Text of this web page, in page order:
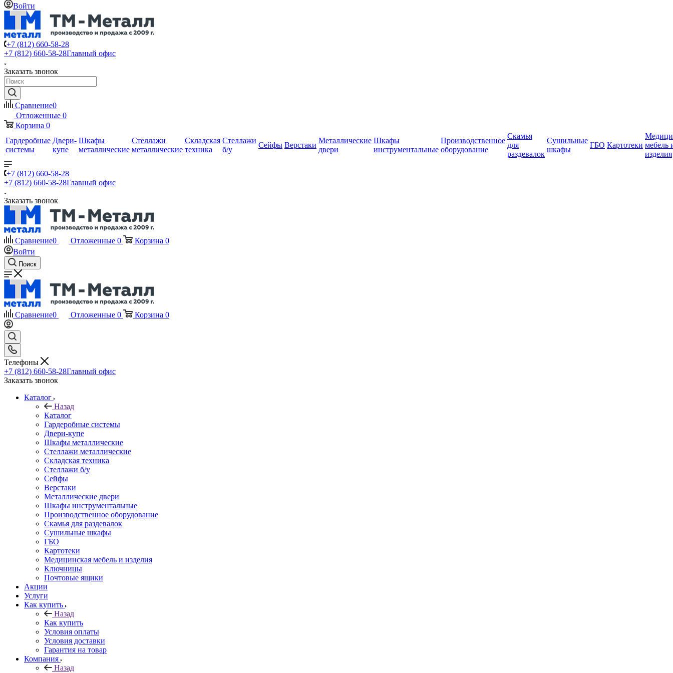
Войти
+7 (812) 660-58-28
+7 (812) 660-58-28Главный офис
Заказать звонок
Сравнение0
Отложенные 0
Корзина 0
Гардеробные
системы
Двери-
купе
Шкафы
металлические
Стеллажи
металлические
Складская
техника
Стеллажи
б/у
Сейфы Верстаки
Металлические
двери
Шкафы
инструментальные
Производственное
оборудование
Скамья
для
раздевалок
Сушильные
шкафы
ГБО Картотеки мебель
изделия
+7 (812) 660-58-28
+7 (812) 660-58-28Главный офис
Заказать звонок
Сравнение0 Отложенные 0 Корзина 0
Войти
Поиск
Сравнение0 Отложенные 0 Корзина 0
Телефоны
+7 (812) 660-58-28Главный офис
Заказать звонок
Каталог
Назад
Каталог
Гардеробные системы
Двери-купе
Шкафы металлические
Стеллажи металлические
Складская техника
Стеллажи б/у
Сейфы
Верстаки
Металлические двери
Шкафы инструментальные
Производственное оборудование
Скамья для раздевалок
Сушильные шкафы
ГБО
Картотеки
Медицинская мебель и изделия
Ключницы
Почтовые ящики
Акции
Услуги
Как купить
Назад
Как купить
Условия оплаты
Условия доставки
Гарантия на товар
Компания
Назад